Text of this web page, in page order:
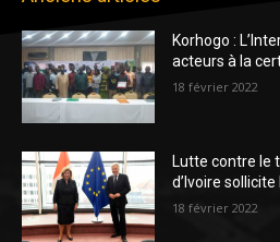
Korhogo :
acteurs à la
18 février 2022
Lutte contre le
d’Ivoire sollicite
18 février 2022